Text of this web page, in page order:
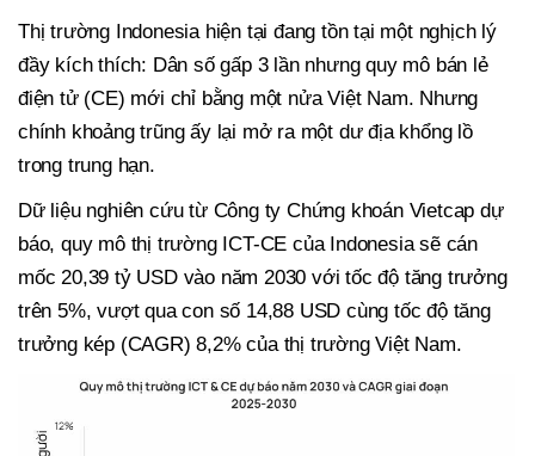
Thị trường Indonesia hiện tại đang tồn tại một nghịch lý
đầy kích thích: Dân số gấp 3 lần nhưng quy mô bán lẻ
điện tử (CE) mới chỉ bằng một nửa Việt Nam. Nhưng
chính khoảng trũng ấy lại mở ra một dư địa khổng lồ
trong trung hạn.
Dữ liệu nghiên cứu từ Công ty Chứng khoán Vietcap dự
báo, quy mô thị trường ICT-CE của Indonesia sẽ cán
mốc 20,39 tỷ USD vào năm 2030 với tốc độ tăng trưởng
trên 5%, vượt qua con số 14,88 USD cùng tốc độ tăng
trưởng kép (CAGR) 8,2% của thị trường Việt Nam.